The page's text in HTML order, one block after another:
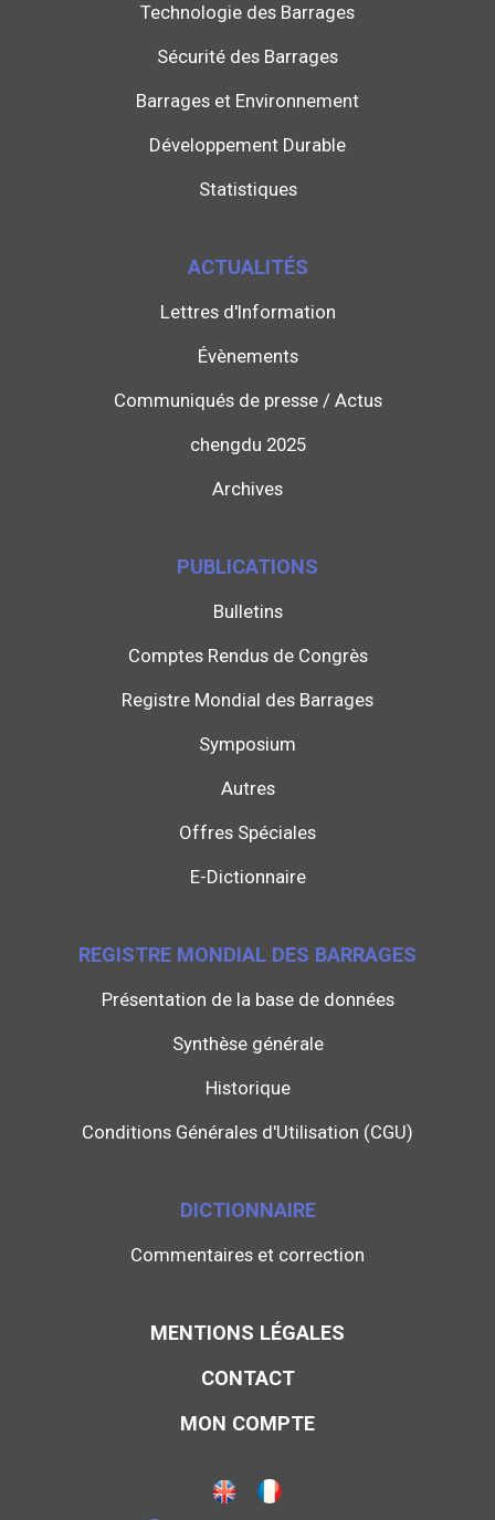
Technologie des Barrages
Sécurité des Barrages
Barrages et Environnement
Développement Durable
Statistiques
ACTUALITÉS
Lettres d'Information
Évènements
Communiqués de presse / Actus
chengdu 2025
Archives
PUBLICATIONS
Bulletins
Comptes Rendus de Congrès
Registre Mondial des Barrages
Symposium
Autres
Offres Spéciales
E-Dictionnaire
REGISTRE MONDIAL DES BARRAGES
Présentation de la base de données
Synthèse générale
Historique
Conditions Générales d'Utilisation (CGU)
DICTIONNAIRE
Commentaires et correction
MENTIONS LÉGALES
CONTACT
MON COMPTE